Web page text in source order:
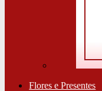
Flores e Presentes